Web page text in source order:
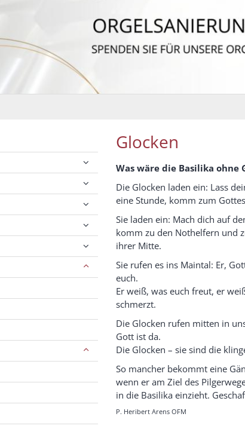
Glocken
Was wäre die Basilika ohne
Die Glocken laden ein: Lass
eine Stunde, komm zum
Sie laden ein: Mach dich auf
komm zu den Nothelfern und
ihrer Mitte.
Sie rufen es ins Maintal: Er,
euch.
Er weiß, was euch freut, er
schmerzt.
Die Glocken rufen mitten in
Gott ist da.
Die Glocken – sie sind die
So mancher bekommt eine
wenn er am Ziel des
in die Basilika einzieht.
P. Heribert Arens OFM